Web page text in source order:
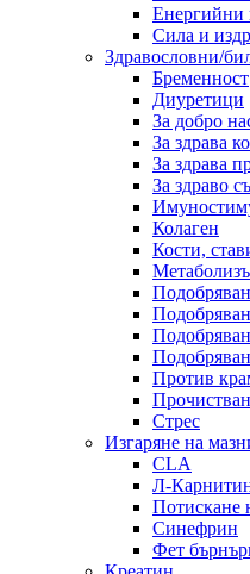
Енергийни
Сила и
Здравословни/
Бременност
Диуретици
За добро
За здрава
За здрава
За здраво
Колаген
Кости,
Против
Стрес
Изгаряне на
CLA
Л-
Потискане
Синефрин
Фет